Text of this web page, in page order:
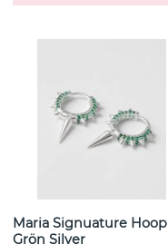
Maria Signuature Hoop
Grön Silver